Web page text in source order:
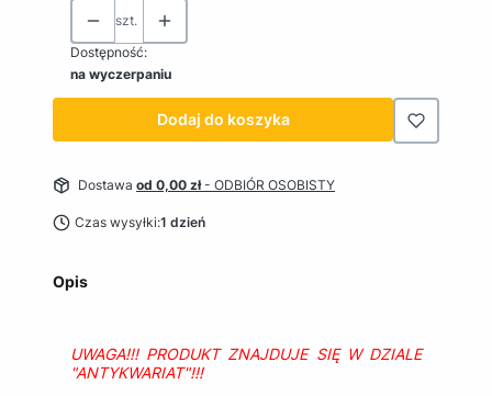
szt.
Dostępność:
na wyczerpaniu
Dodaj do koszyka
Dostawa od 0,00 zł- ODBIÓR OSOBISTY
Czas wysyłki:1 dzień
Opis
UWAGA!!! PRODUKT ZNAJDUJE SIĘ W DZIALE
"ANTYKWARIAT"!!!